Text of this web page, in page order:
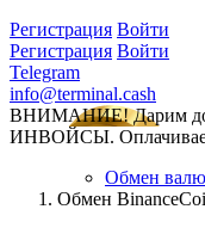
Регистрация Войти
Регистрация Войти
Telegram
info@terminal.cash
ВНИМАНИЕ! Дарим до
ИНВОЙСЫ.
Обмен
Обмен